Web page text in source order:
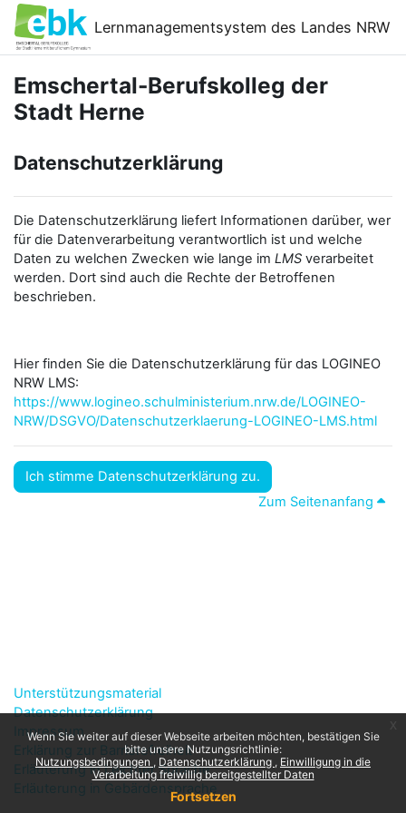
Zum Hauptinhalt
Wenn Sie weiter auf dieser Webseite arbeiten möchten, bestätigen Sie
bitte unsere Nutzungsrichtlinie:
Nutzungsbedingungen
Datenschutzerklärung
Einwilligung in die
Verarbeitung freiwillig bereitgestellter Daten
Fortsetzen
Lernmanagementsystem des Landes NRW
Emschertal-Berufskolleg der
Stadt Herne
Datenschutzerklärung
Die Datenschutzerklärung liefert Informationen darüber, wer
für die Datenverarbeitung verantwortlich ist und welche
Daten zu welchen Zwecken wie lange im LMS verarbeitet
werden. Dort sind auch die Rechte der Betroffenen
beschrieben.
Hier finden Sie die Datenschutzerklärung für das LOGINEO
NRW LMS:
https://www.logineo.schulministerium.nrw.de/LOGINEO-
NRW/DSGVO/Datenschutzerklaerung-LOGINEO-LMS.html
Ich stimme Datenschutzerklärung zu.
Zum Seitenanfang
Unterstützungsmaterial
Datenschutzerklärung
Impressum
Erklärung zur Barrierefreiheit
Erläuterung in Leichter Sprache
Erläuterung in Gebärdensprache